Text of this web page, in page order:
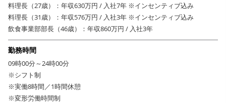
運営を行うのは、関西を中心に100店舗以上の居酒屋・バル・レストラン
を手がける株式会社HASSIN。
本部には購買、チラシ・メニュー・ホームページといった販促物の制作、
広報・PR活動などを専門にする部署がありますので、それぞれの店舗のコ
ンセプト、課題点をしっかり理解し、現場をサポートする体制が整ってい
ます。
現場のアイデアや要望をかたちにできるスペシャリストたちの力を借りな
がら、これまで実現できなかったこともチャレンジできる環境です！
料理長（27歳）：年収630万円 / 入社7年 ※インセンティブ込み
料理長（31歳）：年収576万円 / 入社3年 ※インセンティブ込み
飲食事業部部長（46歳）：年収860万円 / 入社3年
勤務時間
09時00分～24時00分
※シフト制
※実働8時間／1時間休憩
※変形労働時間制